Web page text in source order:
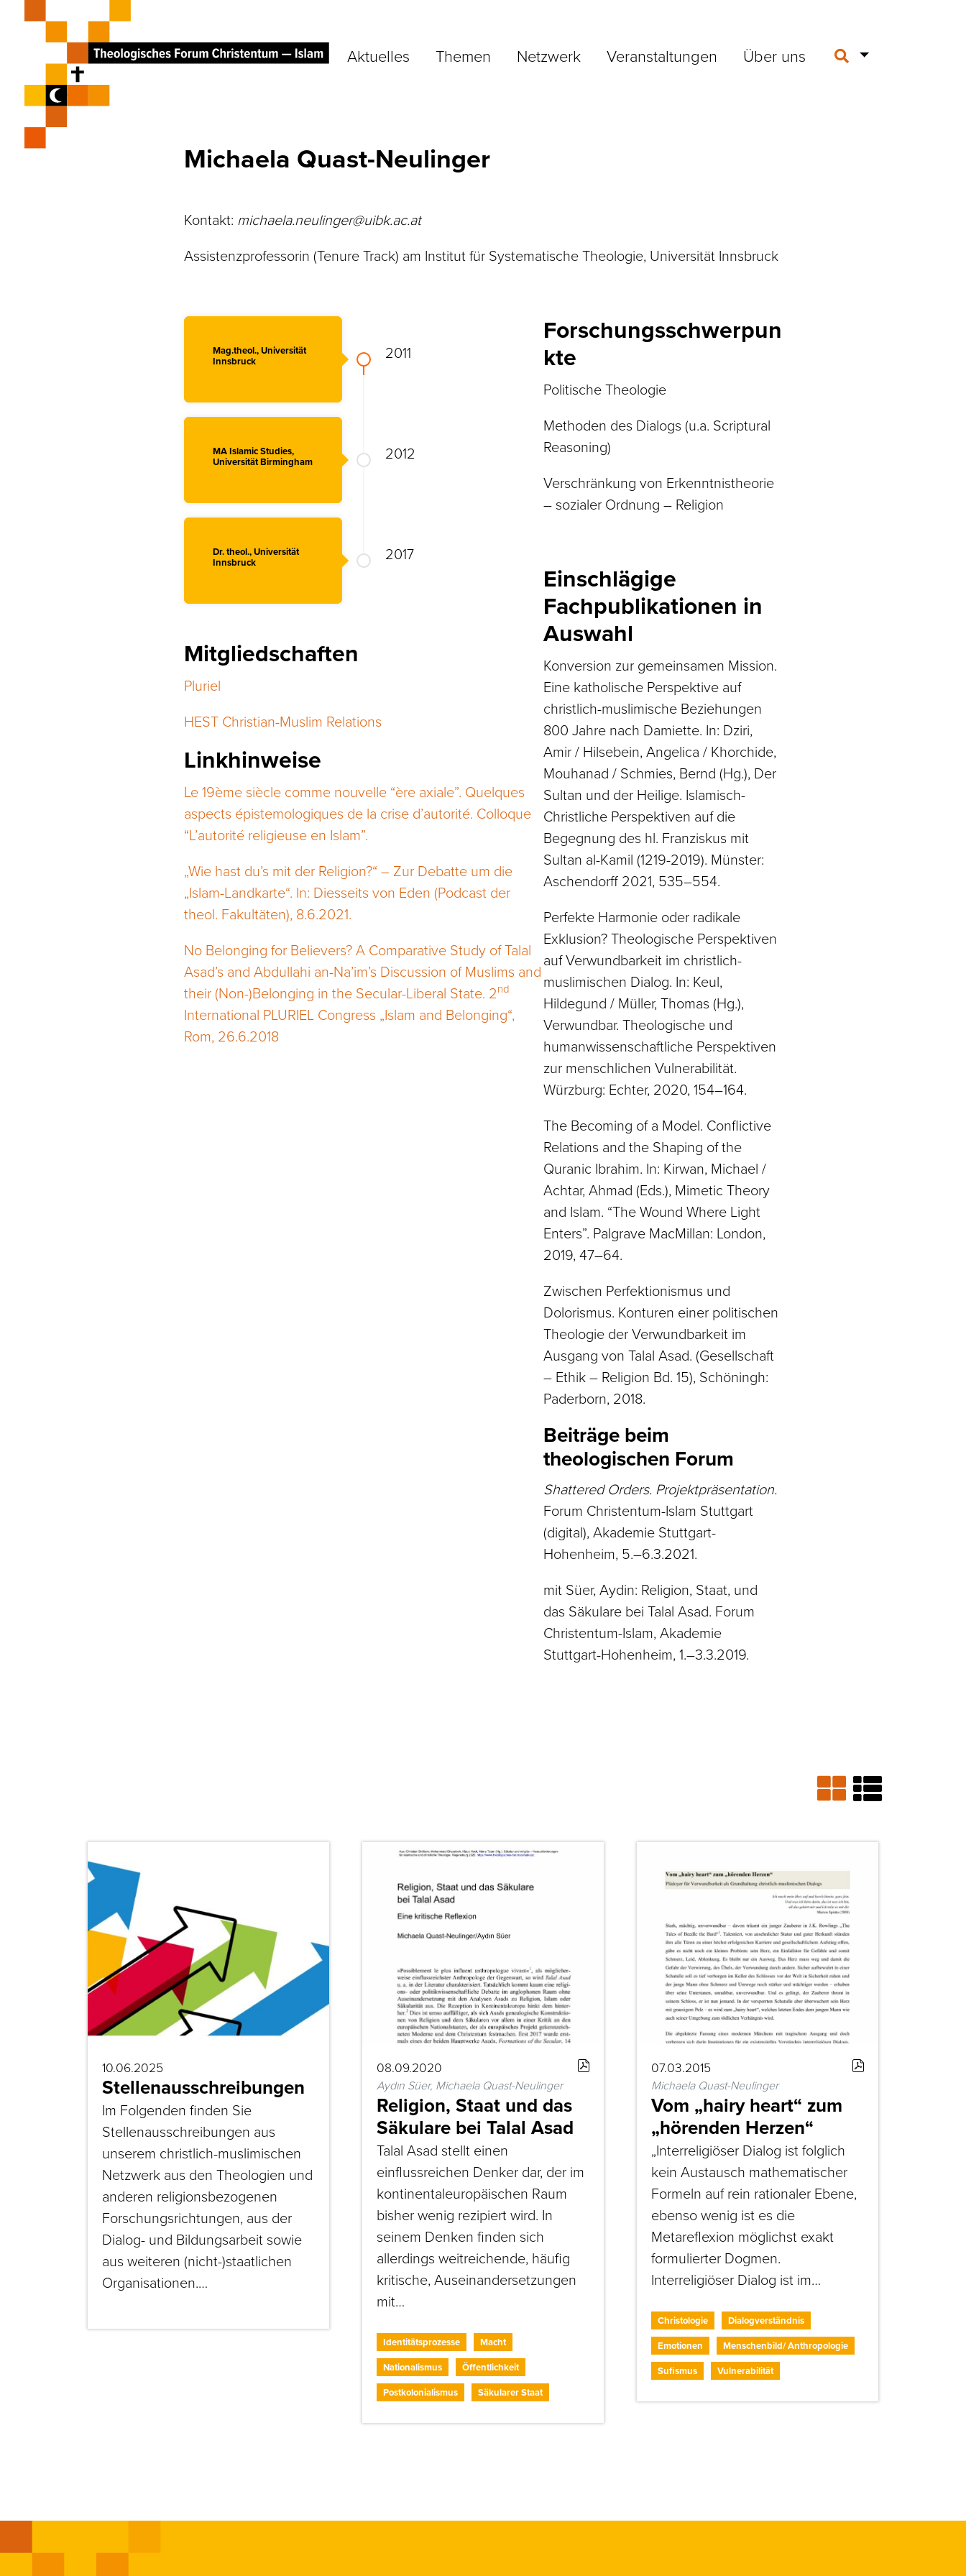
Aktuelles Themen Netzwerk Veranstaltungen Über uns
Michaela Quast-Neulinger
Kontakt: michaela.neulinger@uibk.ac.at
Assistenzprofessorin (Tenure Track) am Institut für Systematische Theologie, Universität Innsbruck
Mag.theol., Universität
Innsbruck 2011
MA Islamic Studies,
Universität Birmingham 2012
Dr. theol., Universität
Innsbruck 2017
Mitgliedschaften
Pluriel
HEST Christian-Muslim Relations
Linkhinweise
Le 19ème siècle comme nouvelle “ère axiale”. Quelques
aspects épistemologiques de la crise d’autorité. Colloque
“L’autorité religieuse en Islam”.
„Wie hast du’s mit der Religion?“ – Zur Debatte um die
„Islam-Landkarte“. In: Diesseits von Eden (Podcast der
theol. Fakultäten), 8.6.2021.
No Belonging for Believers? A Comparative Study of Talal
Asad’s and Abdullahi an-Na’im’s Discussion of Muslims and
their (Non-)Belonging in the Secular-Liberal State. 2nd
International PLURIEL Congress „Islam and Belonging“,
Rom, 26.6.2018
Forschungsschwerpun
kte
Politische Theologie
Methoden des Dialogs (u.a. Scriptural
Reasoning)
Verschränkung von Erkenntnistheorie
– sozialer Ordnung – Religion
Einschlägige
Fachpublikationen in
Auswahl
Konversion zur gemeinsamen Mission.
Eine katholische Perspektive auf
christlich-muslimische Beziehungen
800 Jahre nach Damiette. In: Dziri,
Amir / Hilsebein, Angelica / Khorchide,
Mouhanad / Schmies, Bernd (Hg.), Der
Sultan und der Heilige. Islamisch-
Christliche Perspektiven auf die
Begegnung des hl. Franziskus mit
Sultan al-Kamil (1219-2019). Münster:
Aschendorff 2021, 535–554.
Perfekte Harmonie oder radikale
Exklusion? Theologische Perspektiven
auf Verwundbarkeit im christlich-
muslimischen Dialog. In: Keul,
Hildegund / Müller, Thomas (Hg.),
Verwundbar. Theologische und
humanwissenschaftliche Perspektiven
zur menschlichen Vulnerabilität.
Würzburg: Echter, 2020, 154–164.
The Becoming of a Model. Conflictive
Relations and the Shaping of the
Quranic Ibrahim. In: Kirwan, Michael /
Achtar, Ahmad (Eds.), Mimetic Theory
and Islam. “The Wound Where Light
Enters”. Palgrave MacMillan: London,
2019, 47–64.
Zwischen Perfektionismus und
Dolorismus. Konturen einer politischen
Theologie der Verwundbarkeit im
Ausgang von Talal Asad. (Gesellschaft
– Ethik – Religion Bd. 15), Schöningh:
Paderborn, 2018.
Beiträge beim
theologischen Forum
Shattered Orders. Projektpräsentation.
Forum Christentum-Islam Stuttgart
(digital), Akademie Stuttgart-
Hohenheim, 5.–6.3.2021.
mit Süer, Aydin: Religion, Staat, und
das Säkulare bei Talal Asad. Forum
Christentum-Islam, Akademie
Stuttgart-Hohenheim, 1.–3.3.2019.
10.06.2025
Stellenausschreibungen
Im Folgenden finden Sie
Stellenausschreibungen aus
unserem christlich-muslimischen
Netzwerk aus den Theologien und
anderen religionsbezogenen
Forschungsrichtungen, aus der
Dialog- und Bildungsarbeit sowie
aus weiteren (nicht-)staatlichen
Organisationen.…
08.09.2020
Aydın Süer, Michaela Quast-Neulinger
Religion, Staat und das
Säkulare bei Talal Asad
Talal Asad stellt einen
einflussreichen Denker dar, der im
kontinentaleuropäischen Raum
bisher wenig rezipiert wird. In
seinem Denken finden sich
allerdings weitreichende, häufig
kritische, Auseinandersetzungen
mit…
Identitätsprozesse
Macht
Nationalismus
Öffentlichkeit
Postkolonialismus
Säkularer Staat
07.03.2015
Michaela Quast-Neulinger
Vom „hairy heart“ zum
„hörenden Herzen“
„Interreligiöser Dialog ist folglich
kein Austausch mathematischer
Formeln auf rein rationaler Ebene,
ebenso wenig ist es die
Metareflexion möglichst exakt
formulierter Dogmen.
Interreligiöser Dialog ist im…
Christologie
Dialogverständnis
Emotionen
Menschenbild/ Anthropologie
Sufismus
Vulnerabilität